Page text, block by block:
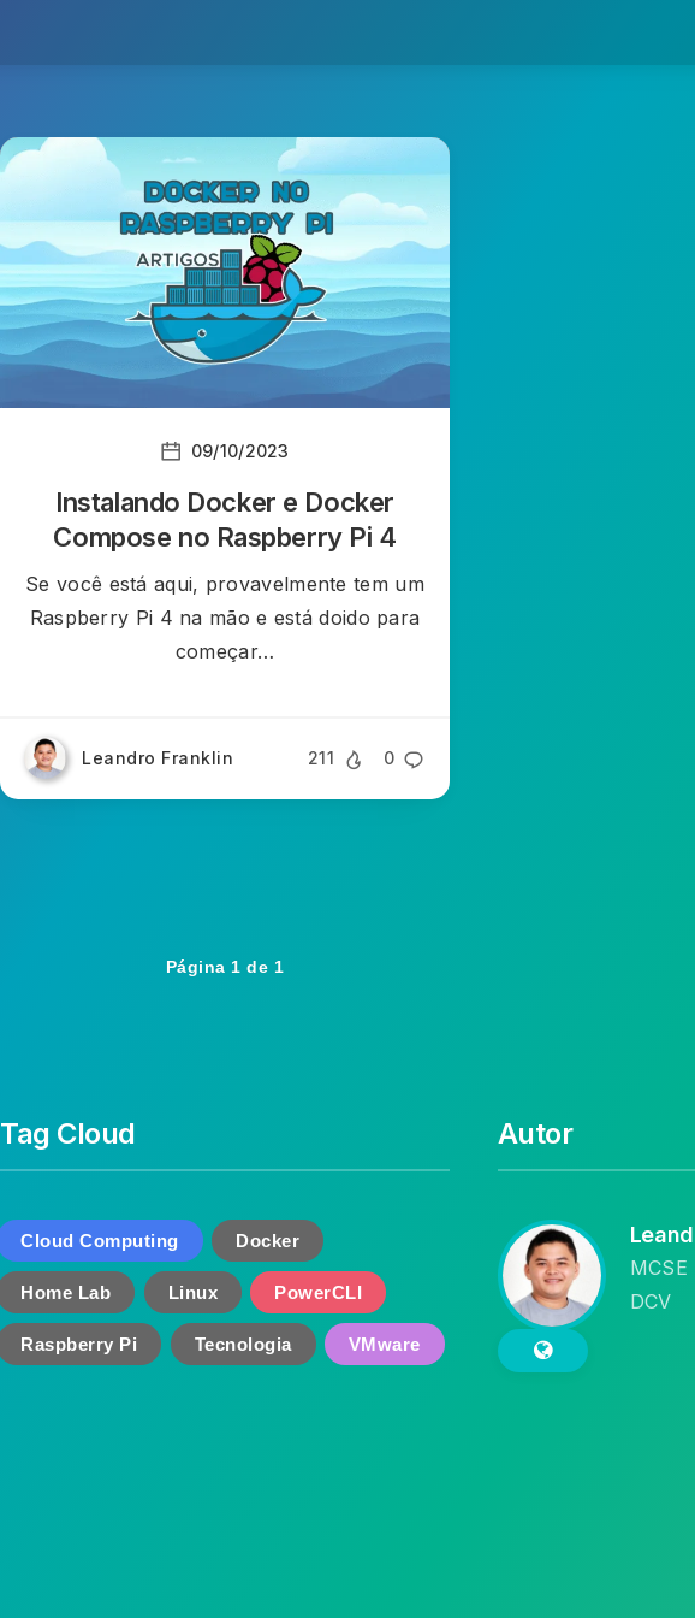
09/10/2023
Instalando Docker e Docker
Compose no Raspberry Pi 4
Se você está aqui, provavelmente tem um
Raspberry Pi 4 na mão e está doido para
começar…
Leandro Franklin 0
211
Página 1 de 1
Tag Cloud
Cloud Computing Docker
Home Lab Linux PowerCLI
Raspberry Pi Tecnologia VMware
Autor
DCV